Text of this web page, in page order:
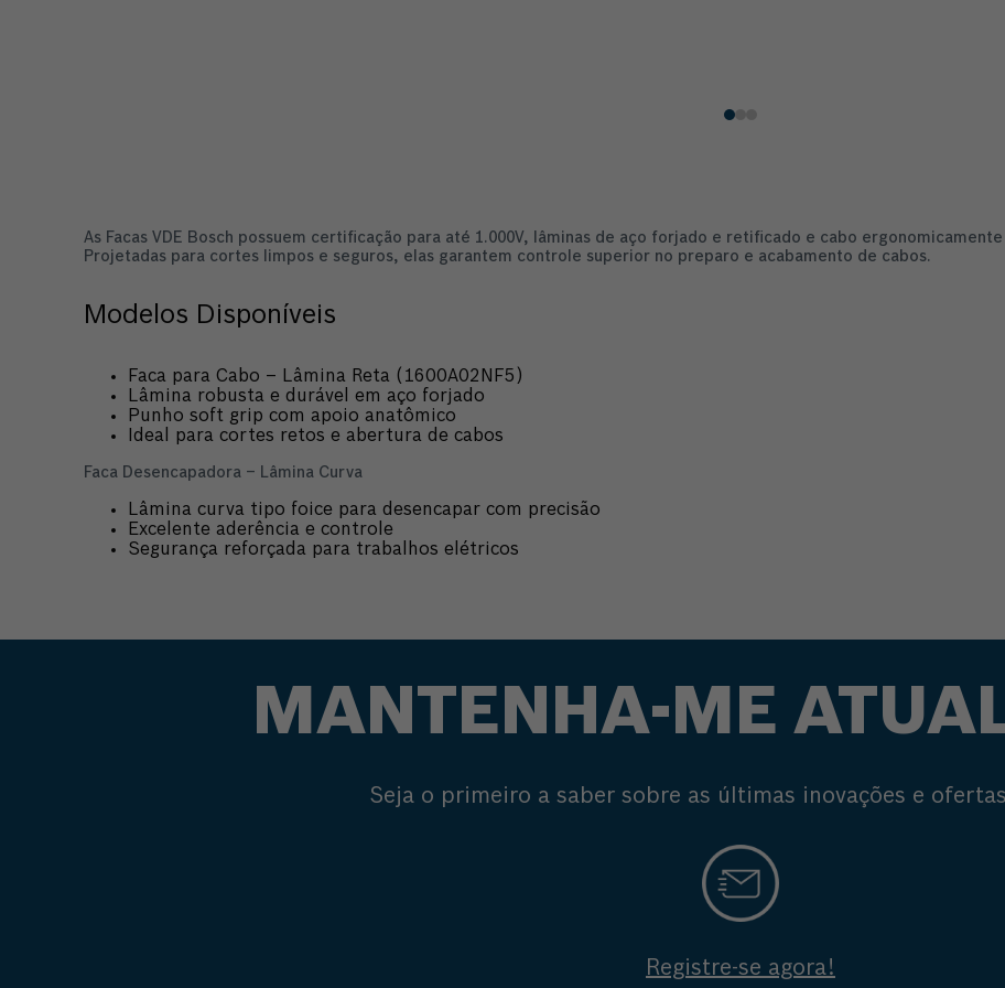
As Facas VDE Bosch possuem certificação para até 1.000V, lâminas de aço forjado e retificado e cabo
Projetadas para cortes limpos e seguros, elas garantem controle superior no preparo e acabamento de cabos.
Modelos Disponíveis
Faca para Cabo – Lâmina Reta (1600A02NF5)
Lâmina robusta e durável em aço forjado
Punho soft grip com apoio anatômico
Ideal para cortes retos e abertura de cabos
Faca Desencapadora – Lâmina Curva
Lâmina curva tipo foice para desencapar com precisão
Excelente aderência e controle
Segurança reforçada para trabalhos elétricos
MANTENHA-ME
Seja o primeiro a saber sobre as últimas inovações e
Registre-se agora!